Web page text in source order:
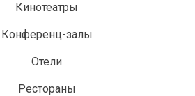
Кинотеатры
Конференц-залы
Отели
Рестораны